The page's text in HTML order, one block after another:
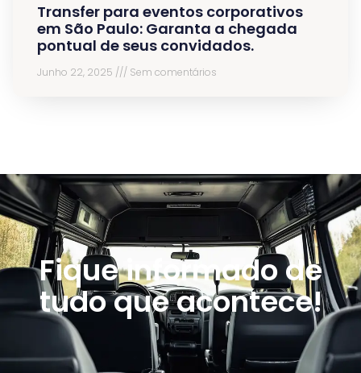
Transfer para eventos corporativos
em São Paulo: Garanta a chegada
pontual de seus convidados.
Junho 22, 2025 Sem comentários
Fique informado de
tudo que acontece!